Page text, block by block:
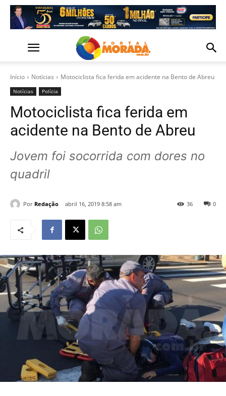
Início Notícias Motociclista fica ferida em acidente na Bento de Abreu
Notícias Polícia
Motociclista fica ferida em
acidente na Bento de Abreu
Jovem foi socorrida com dores no
quadril
Por Redação abril 16, 2019 8:58 am 0
36